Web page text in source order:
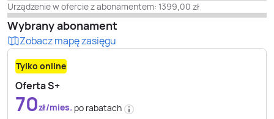
Urządzenie w ofercie z abonamentem: 1399,00 zł
Wybrany abonament
Zobacz mapę zasięgu
Tylko online
Oferta S+
70zł/mies. po rabatach